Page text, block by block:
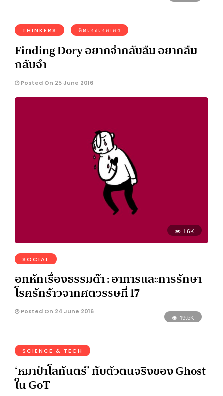
THINKERS คิดเองเออเอง
Finding Dory อยากจำกลับลืม อยากลืม
กลับจำ
Posted On 25 June 2016
1.6K
SOCIAL
อกหักเรื่องธรรมด๊า : อาการและการรักษา
โรครักร้าวจากศตวรรษที่ 17
Posted On 24 June 2016
19.5K
SCIENCE & TECH
‘หมาป่าโลกันตร์’ กับตัวตนจริงของ Ghost
ใน GoT